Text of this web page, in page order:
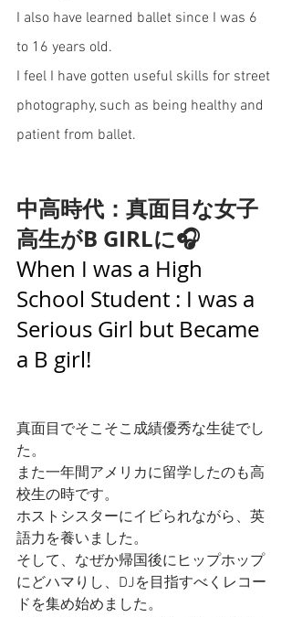
I also have learned ballet since I was 6
to 16 years old.
I feel I have gotten useful skills for street
photography, such as being healthy and
patient from ballet.
中高時代：真面目な女子
高生がB GIRLに🎧
When I was a High
School Student : I was a
Serious Girl but Became
a B girl!
真面目でそこそこ成績優秀な生徒でし
た。
また一年間アメリカに留学したのも高
校生の時です。
ホストシスターにイビられながら、英
語力を養いました。
そして、なぜか帰国後にヒップホップ
にどハマりし、DJを目指すべくレコー
ドを集め始めました。